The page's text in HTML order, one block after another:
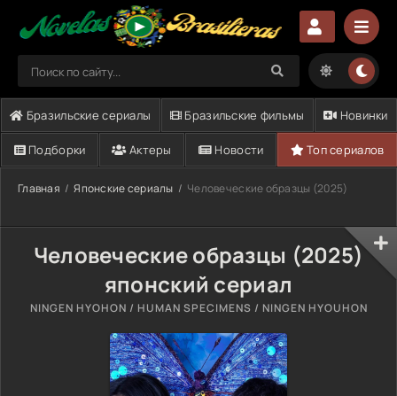
Бразильские сериалы Бразильские фильмы Новинки
Подборки Актеры Новости Топ сериалов
Главная Японские сериалы Человеческие образцы (2025)
Человеческие образцы (2025)
японский сериал
NINGEN HYOHON / HUMAN SPECIMENS / NINGEN HYOUHON